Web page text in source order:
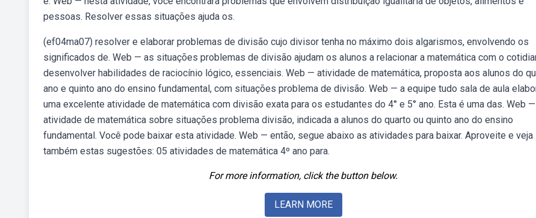
pessoas. Resolver essas situações ajuda os.
(ef04ma07) resolver e elaborar problemas de divisão cujo divisor tenha no máximo dois algarismos, envolvendo os
significados de. Web — as situações problemas de divisão ajudam os alunos a relacionar a matemática com o
desenvolver habilidades de raciocínio lógico, essenciais. Web — atividade de matemática, proposta aos alunos do
ano e quinto ano do ensino fundamental, com situações problema de divisão. Web — a equipe tudo sala de aula
uma excelente atividade de matemática com divisão exata para os estudantes do 4° e 5° ano. Esta é uma das. Web —
atividade de matemática sobre situações problema divisão, indicada a alunos do quarto ou quinto ano do ensino
fundamental. Você pode baixar esta atividade. Web — então, segue abaixo as atividades para baixar. Aproveite e veja
também estas sugestões: 05 atividades de matemática 4º ano para.
For more information, click the button below.
LEARN MORE